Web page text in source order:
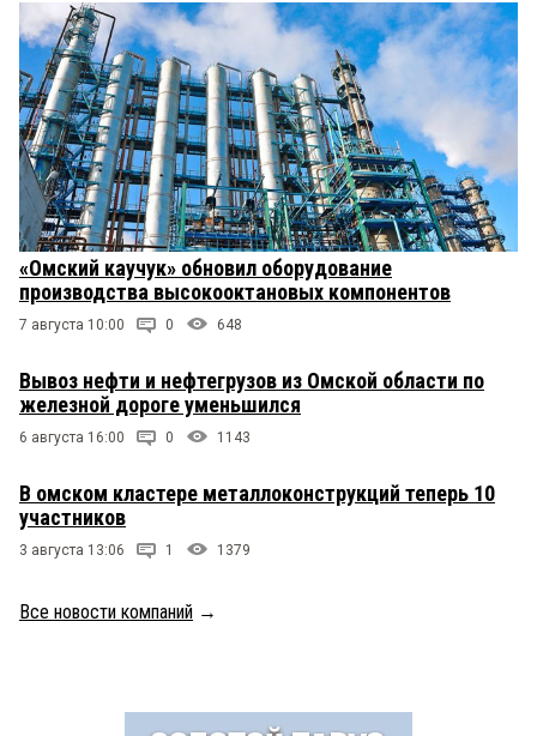
«Омский каучук» обновил оборудование
производства высокооктановых компонентов
7 августа 10:00 0 648
Вывоз нефти и нефтегрузов из Омской области по
железной дороге уменьшился
6 августа 16:00 0 1143
В омском кластере металлоконструкций теперь 10
участников
3 августа 13:06 1 1379
Все новости компаний →